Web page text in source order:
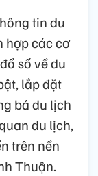
tin du
hợp các cơ
số về du
lắp đặt
bá du lịch
du lịch,
trên nền
Thuận.